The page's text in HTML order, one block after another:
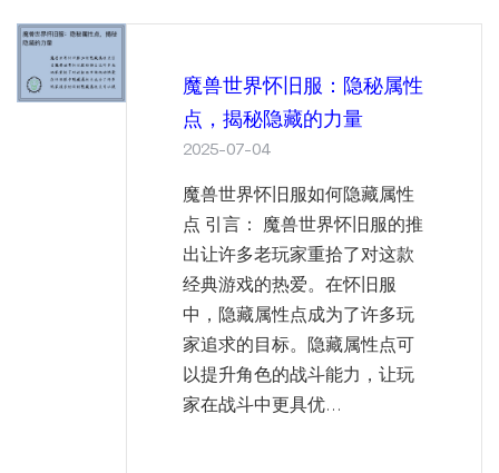
魔兽世界怀旧服：隐秘属性
点，揭秘隐藏的力量
2025-07-04
魔兽世界怀旧服如何隐藏属性
点 引言： 魔兽世界怀旧服的推
出让许多老玩家重拾了对这款
经典游戏的热爱。在怀旧服
中，隐藏属性点成为了许多玩
家追求的目标。隐藏属性点可
以提升角色的战斗能力，让玩
家在战斗中更具优...